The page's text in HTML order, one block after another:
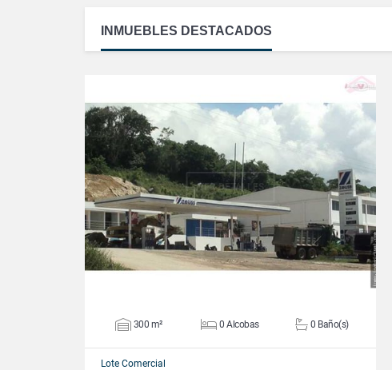
INMUEBLES DESTACADOS
VER DETALLES
300 m² 0 Alcobas 0 Baño(s)
Lote Comercial